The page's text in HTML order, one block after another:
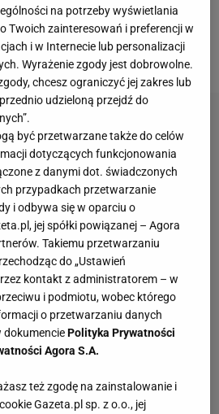
czas na starcie z Portugalią, w
zaprezentowały się już ze
strony.
na potrzeby wyświetlania
Twoich zainteresowań i preferencji w
i w Internecie lub personalizacji
Wyrażenie zgody jest dobrowolne.
chcesz ograniczyć jej zakres lub
udzieloną przejdź do
być przetwarzane także do celów
dotyczących funkcjonowania
z danymi dot. świadczonych
przypadkach przetwarzanie
i odbywa się w oparciu o
jej spółki powiązanej – Agora
Takiemu przetwarzaniu
do „Ustawień
kontakt z administratorem – w
i podmiotu, wobec którego
o przetwarzaniu danych
dokumenciePolityka Prywatności
Agora S.A.
też zgodę na zainstalowanie i
Gazeta.pl sp. z o.o., jej